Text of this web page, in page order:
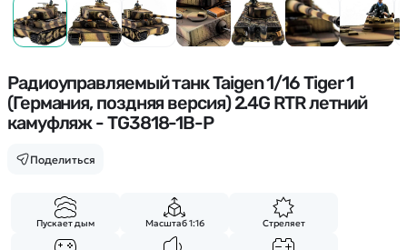
Радиоуправляемый танк Taigen 1/16 Tiger 1
(Германия, поздняя версия) 2.4G RTR летний
камуфляж - TG3818-1B-P
Поделиться
Пускает дым Масштаб 1:16 Стреляет
Каталог
Квадрокоптеры
Машинки
Информация